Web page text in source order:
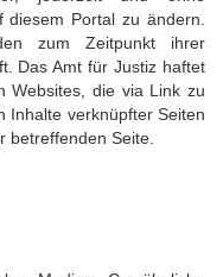
Portal zu ändern.
zum Zeitpunkt ihrer
Das Amt für Justiz haftet
Websites, die via Link zu
Inhalte verknüpfter Seiten
betreffenden Seite.